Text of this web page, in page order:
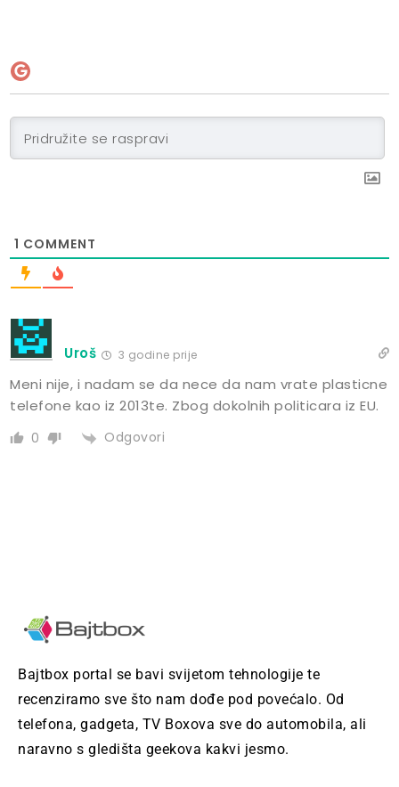
1 COMMENT
Uroš 3 godine prije
Meni nije, i nadam se da nece da nam vrate plasticne
telefone kao iz 2013te. Zbog dokolnih politicara iz EU.
0 Odgovori
Bajtbox portal se bavi svijetom tehnologije te
recenziramo sve što nam dođe pod povećalo. Od
telefona, gadgeta, TV Boxova sve do automobila, ali
naravno s gledišta geekova kakvi jesmo.